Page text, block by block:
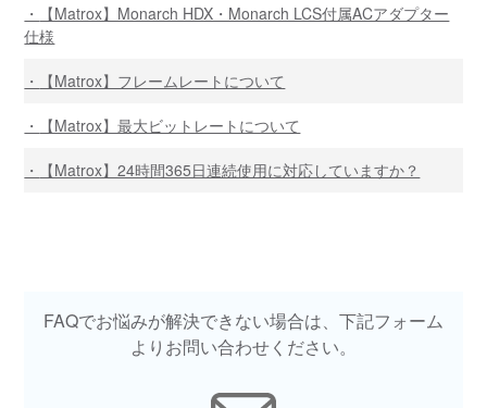
【Matrox】Monarch HDX・Monarch LCS付属ACアダプター
仕様
【Matrox】フレームレートについて
【Matrox】最大ビットレートについて
【Matrox】24時間365日連続使用に対応していますか？
FAQでお悩みが解決できない場合は、下記フォーム
よりお問い合わせください。